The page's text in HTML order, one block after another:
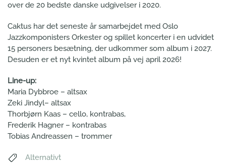
over de 20 bedste danske udgivelser i 2020.
Caktus har det seneste år samarbejdet med Oslo
Jazzkomponisters Orkester og spillet koncerter i en udvidet
15 personers besætning, der udkommer som album i 2027.
Desuden er et nyt kvintet album på vej april 2026!
Line-up:
Maria Dybbroe – altsax
Zeki Jindyl– altsax
Thorbjørn Kaas – cello, kontrabas,
Frederik Hagner – kontrabas
Tobias Andreassen – trommer
Alternativt